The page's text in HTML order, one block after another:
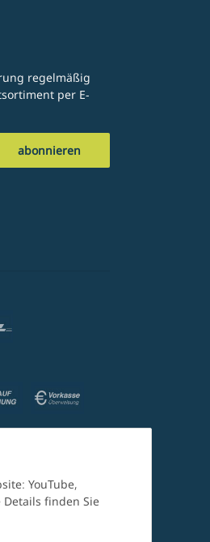
YouTube,
finden Sie
regelmäßig
per E-
abonnieren